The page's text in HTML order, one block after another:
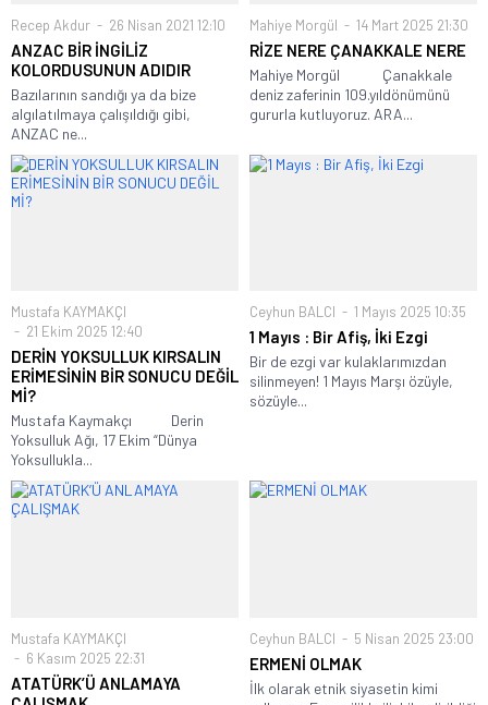
Recep Akdur 26 Nisan 2021 12:10
ANZAC BİR İNGİLİZ
KOLORDUSUNUN ADIDIR
Bazılarının sandığı ya da bize
algılatılmaya çalışıldığı gibi,
ANZAC ne...
Mahiye Morgül 14 Mart 2025 21:30
RİZE NERE ÇANAKKALE NERE
Mahiye Morgül Çanakkale
deniz zaferinin 109.yıldönümünü
gururla kutluyoruz. ARA...
Mustafa KAYMAKÇI
21 Ekim 2025 12:40
DERİN YOKSULLUK KIRSALIN
ERİMESİNİN BİR SONUCU DEĞİL
Mİ?
Mustafa Kaymakçı Derin
Yoksulluk Ağı, 17 Ekim “Dünya
Yoksullukla...
Ceyhun BALCI 1 Mayıs 2025 10:35
1 Mayıs : Bir Afiş, İki Ezgi
Bir de ezgi var kulaklarımızdan
silinmeyen! 1 Mayıs Marşı özüyle,
sözüyle...
Mustafa KAYMAKÇI
6 Kasım 2025 22:31
ATATÜRK’Ü ANLAMAYA
Ceyhun BALCI 5 Nisan 2025 23:00
ERMENİ OLMAK
İlk olarak etnik siyasetin kimi